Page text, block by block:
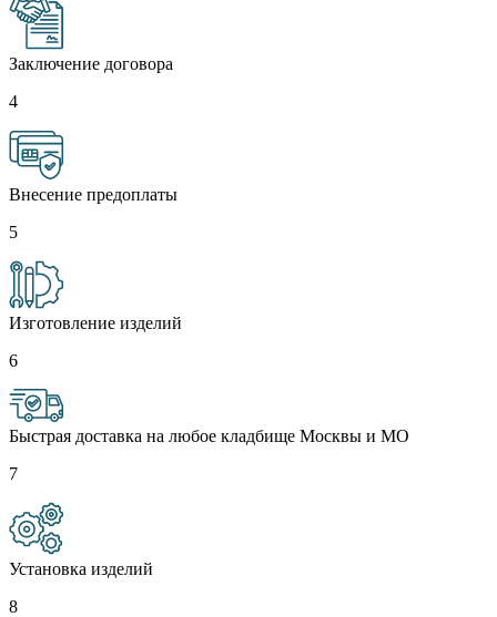
Заключение договора
4
Внесение предоплаты
5
Изготовление изделий
6
Быстрая доставка на любое кладбище Москвы и МО
7
Установка изделий
8